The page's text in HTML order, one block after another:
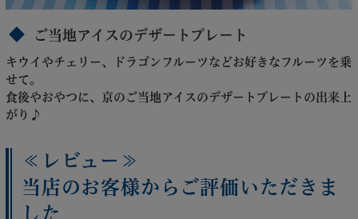
ご当地アイスのデザートプレート
キウイやチェリー、ドラゴンフルーツなどお好きなフルーツを乗
せて。
食後やおやつに、京のご当地アイスのデザートプレートの出来上
がり♪
≪レビュー≫
当店のお客様からご評価いただきま
した